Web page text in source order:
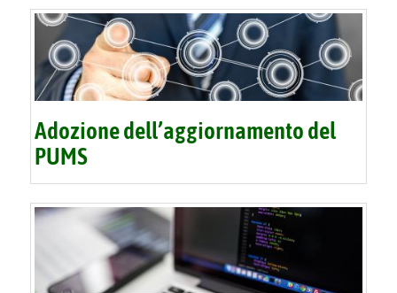
Adozione dell’aggiornamento del
PUMS